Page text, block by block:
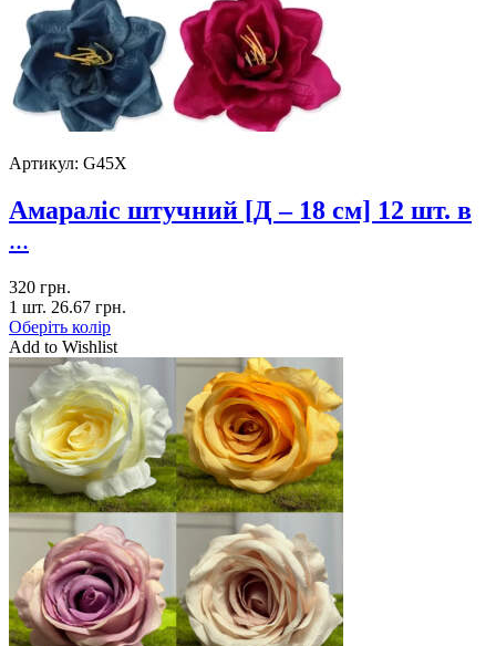
Артикул: G45X
Амараліс штучний [Д – 18 см] 12 шт. в
...
320 грн.
1 шт. 26.67 грн.
Оберіть колір
Add to Wishlist